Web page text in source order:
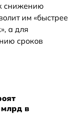
снижению
им «быстрее
а для
сроков
млрд в